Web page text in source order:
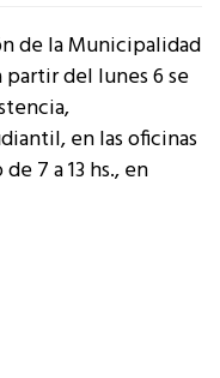
de la Municipalidad
del lunes 6 se
en las oficinas
7 a 13 hs., en